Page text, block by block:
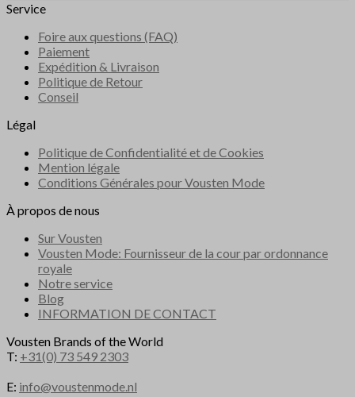
Service
Foire aux questions (FAQ)
Paiement
Expédition & Livraison
Politique de Retour
Conseil
Légal
Politique de Confidentialité et de Cookies
Mention légale
Conditions Générales pour Vousten Mode
À propos de nous
Sur Vousten
Vousten Mode: Fournisseur de la cour par ordonnance
royale
Notre service
Blog
INFORMATION DE CONTACT
Vousten Brands of the World
T: +31(0) 73 549 2303
E: info@voustenmode.nl